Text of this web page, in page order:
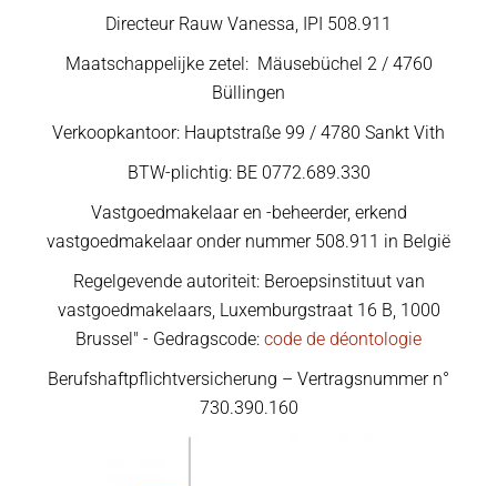
Directeur Rauw Vanessa, IPI 508.911
Maatschappelijke zetel: Mäusebüchel 2 / 4760
Büllingen
Verkoopkantoor: Hauptstraße 99 / 4780 Sankt Vith
BTW-plichtig: BE 0772.689.330
Vastgoedmakelaar en -beheerder, erkend
vastgoedmakelaar onder nummer 508.911 in België
Regelgevende autoriteit: Beroepsinstituut van
vastgoedmakelaars, Luxemburgstraat 16 B, 1000
Brussel" - Gedragscode: code de déontologie
Berufshaftpflichtversicherung – Vertragsnummer n°
730.390.160